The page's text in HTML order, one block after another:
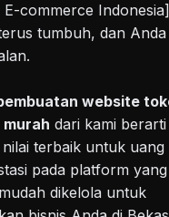
commerce
tumbuh, dan Anda
website
murah dari kami
terbaik untuk uang
pada platform
dikelola untuk